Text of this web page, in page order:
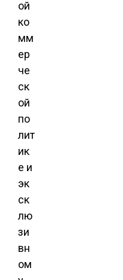
ой
ко
мм
ер
че
ск
ой
по
лит
ик
е и
эк
ск
лю
зи
вн
ом